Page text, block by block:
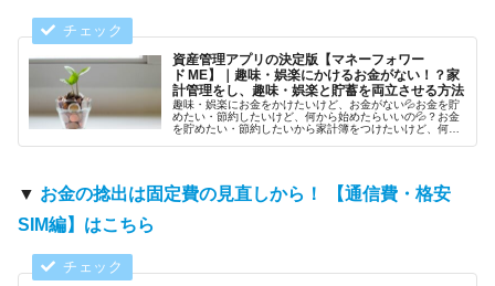
資産管理アプリの決定版【マネーフォワー
ド ME】｜趣味・娯楽にかけるお金がない！？家
計管理をし、趣味・娯楽と貯蓄を両立させる方法
趣味・娯楽にお金をかけたいけど、お金がない💦お金を貯
めたい・節約したいけど、何から始めたらいいの💦？お金
を貯めたい・節約したいから家計簿をつけたいけど、何を
説します。
▼ お金の捻出は固定費の見直しから！ 【通信費・格安
SIM編】はこちら